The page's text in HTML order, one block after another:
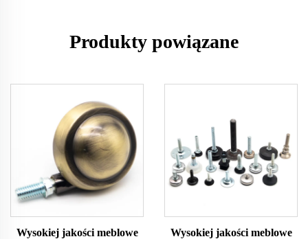
Produkty powiązane
Wysokiej jakości meblowe
Wysokiej jakości meblowe